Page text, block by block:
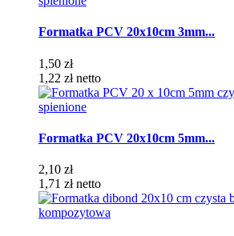
Formatka PCV 20x10cm 3mm...
1,50 zł
1,22 zł netto
Formatka PCV 20x10cm 5mm...
2,10 zł
1,71 zł netto